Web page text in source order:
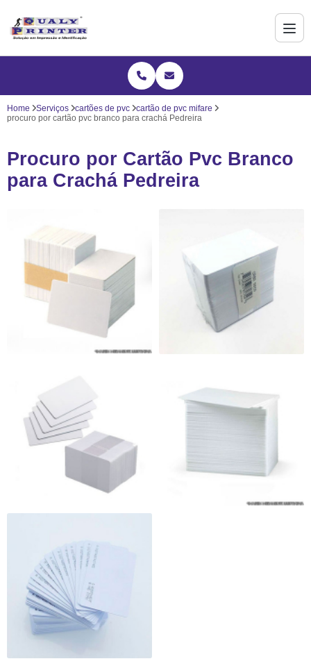
Home Serviços cartões de pvc
cartão de pvc mifare
procuro por cartão pvc branco para crachá Pedreira
Procuro por Cartão Pvc Branco
para Crachá Pedreira